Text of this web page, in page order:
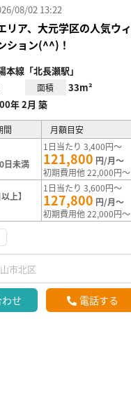
08/02 13:22
リア、大元学区の人気ウィ
ション(^^)！
本線「北長瀬駅」
面積 33m²
年 2月 築
間 月額目安
日未満
1日当たり 3,400円～
121,800 円/月～
初期費用他 22,000円～
上】
1日当たり 3,600円～
127,800 円/月～
初期費用他 22,000円～
市北区
せ 電話する